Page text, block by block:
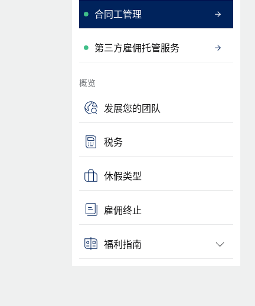
合同工管理
第三方雇佣托管服务
概览
发展您的团队
税务
休假类型
雇佣终止
福利指南